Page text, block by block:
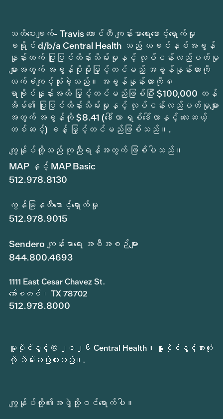
သတိပေးချက်- Travis ကောင်တီ ကျန်းမာရေးစောင့်ရှောက်မှု
ခရိုင် d/b/a Central Health သည် ယခင်နှစ်အခွန်
နှုန်းထက် ပြုပြင်ထိန်းသိမ်းမှုနှင့် လုပ်ငန်းလည်ပတ်မှု
များအတွက် အခွန်ပိုမိုမြှင့်တင်မည့် အခွန်နှုန်းထားကို
လက်ခံကျင့်သုံးခဲ့သည်။ အခွန်နှုန်းထားကို ၈
ရာခိုင်နှုန်းအထိ မြှင့်တင်မည်ဖြစ်ပြီး $100,000 တန်
အိမ်၏ ပြုပြင်ထိန်းသိမ်းမှုနှင့် လုပ်ငန်းလည်ပတ်မှုများ
အတွက် အခွန်ကို $8.41 (ဒေါ်လာ ရှစ်ဒေါ်လာနှင့် လေးဆယ့်
တစ်ဆင့်) ခန့် မြှင့်တင်မည်ဖြစ်သည်။.
ကျွန်ုပ်တို့သည် ကူညီရန်အတွက် ဖြစ်ပါသည်။
MAP နှင့် MAP Basic
512.978.8130
ကွန်မြူနတီစောင့်ရှောက်မှု
512.978.9015
Sendero ကျန်းမာရေး အစီအစဉ်များ
844.800.4693
1111 East Cesar Chavez St.
အော်စတင်၊ TX 78702
512.978.8000
မူပိုင်ခွင့် © ၂၀၂၆ Central Health။ မူပိုင်ခွင့်အားလုံး
ကို သိမ်းဆည်းထားသည်။.
ကျွန်ုပ်တို့၏အဖွဲ့သို့ဝင်ရောက်ပါ။